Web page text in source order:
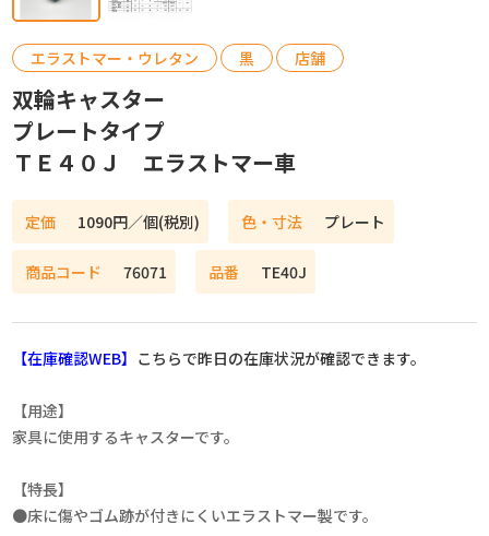
エラストマー・ウレタン 黒 店舗
双輪キャスター
プレートタイプ
ＴＥ４０Ｊ エラストマー車
定価 1090円／個(税別) 色・寸法 プレート
商品コード 76071 品番 TE40J
【在庫確認WEB】 こちらで昨日の在庫状況が確認できます。
【用途】
家具に使用するキャスターです。
【特長】
●床に傷やゴム跡が付きにくいエラストマー製です。